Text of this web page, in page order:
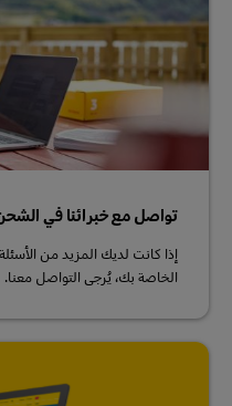
تواصل مع خبرائنا في
إذا كانت لديك المزيد من
الخاصة بك، يُرجى التواصل معنا.